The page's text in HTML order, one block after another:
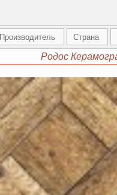
Производитель Страна
Родос